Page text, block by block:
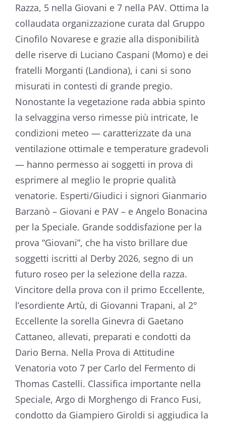
Razza, 5 nella Giovani e 7 nella PAV. Ottima la
collaudata organizzazione curata dal Gruppo
Cinofilo Novarese e grazie alla disponibilità
delle riserve di Luciano Caspani (Momo) e dei
fratelli Morganti (Landiona), i cani si sono
misurati in contesti di grande pregio.
Nonostante la vegetazione rada abbia spinto
la selvaggina verso rimesse più intricate, le
condizioni meteo — caratterizzate da una
ventilazione ottimale e temperature gradevoli
— hanno permesso ai soggetti in prova di
esprimere al meglio le proprie qualità
venatorie. Esperti/Giudici i signori Gianmario
Barzanò – Giovani e PAV – e Angelo Bonacina
per la Speciale. Grande soddisfazione per la
prova “Giovani”, che ha visto brillare due
soggetti iscritti al Derby 2026, segno di un
futuro roseo per la selezione della razza.
Vincitore della prova con il primo Eccellente,
l’esordiente Artù, di Giovanni Trapani, al 2°
Eccellente la sorella Ginevra di Gaetano
Cattaneo, allevati, preparati e condotti da
Dario Berna. Nella Prova di Attitudine
Venatoria voto 7 per Carlo del Fermento di
Thomas Castelli. Classifica importante nella
Speciale, Argo di Morghengo di Franco Fusi,
condotto da Giampiero Giroldi si aggiudica la